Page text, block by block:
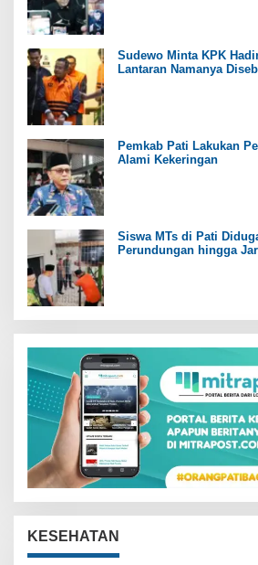
Sudewo Minta KPK
Lantaran Namanya
Pemkab Pati Lakukan
Alami Kekeringan
Siswa MTs di Pati
Perundungan hingga
KESEHATAN